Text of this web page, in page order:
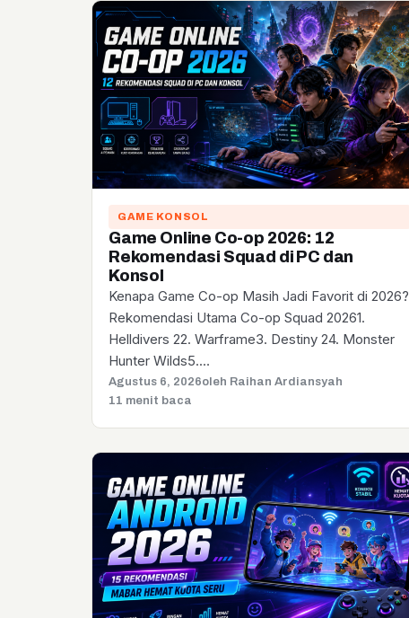
GAME KONSOL
Game Online Co-op 2026: 12
Rekomendasi Squad di PC dan
Konsol
Kenapa Game Co-op Masih Jadi Favorit di 2026?
Rekomendasi Utama Co-op Squad 20261.
Helldivers 22. Warframe3. Destiny 24. Monster
Hunter Wilds5.…
Agustus 6, 2026oleh Raihan Ardiansyah
11 menit baca